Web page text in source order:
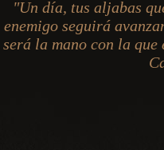
"Un día, tus aljabas
enemigo seguirá
será la mano con la